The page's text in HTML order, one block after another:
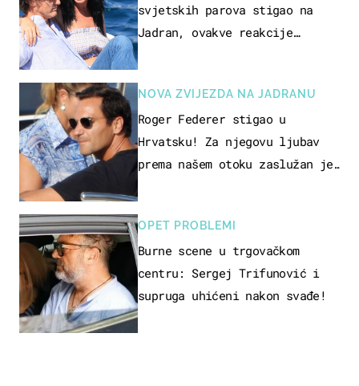
svjetskih parova stigao na
Jadran, ovakve reakcije
NOVA ZVIJEZDA NA JADRANU
Roger Federer stigao u
Hrvatsku! Za njegovu ljubav
prema našem otoku zaslužan je
OPET PROBLEMI
Burne scene u trgovačkom
centru: Sergej Trifunović i
supruga uhićeni nakon svađe!